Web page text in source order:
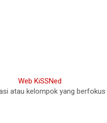
atau kelompok yang